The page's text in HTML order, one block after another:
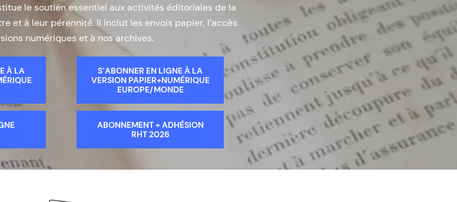
le soutien essentiel aux activités éditoriales de la
et à leur pérennité. Il inclut les envois papier, l’accès
numériques et à nos archives.
À LA
S’ABONNER EN LIGNE À LA
VERSION PAPIER+NUMÉRIQUE
EUROPE/MONDE
ABONNEMENT + ADHÉSION
RHT 2026